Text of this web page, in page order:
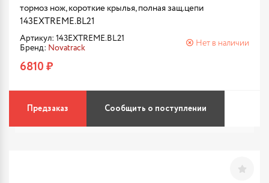
тормоз нож, короткие крылья, полная защ.цепи
143EXTREME.BL21
Артикул: 143EXTREME.BL21
Бренд: Novatrack
Нет в наличии
6810 ₽
Предзаказ Сообщить о поступлении